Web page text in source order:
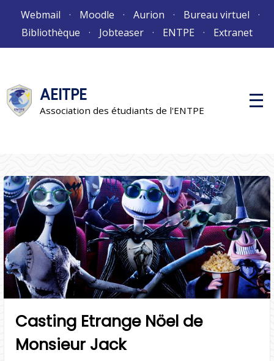
Webmail Moodle Aurion
Bureau virtuel
Bibliothèque
Jobteaser ENTPE Extranet
AEITPE
Association des étudiants de l'ENTPE
M
e
c
i
p
a
l
Casting Etrange Nöel de
Monsieur Jack